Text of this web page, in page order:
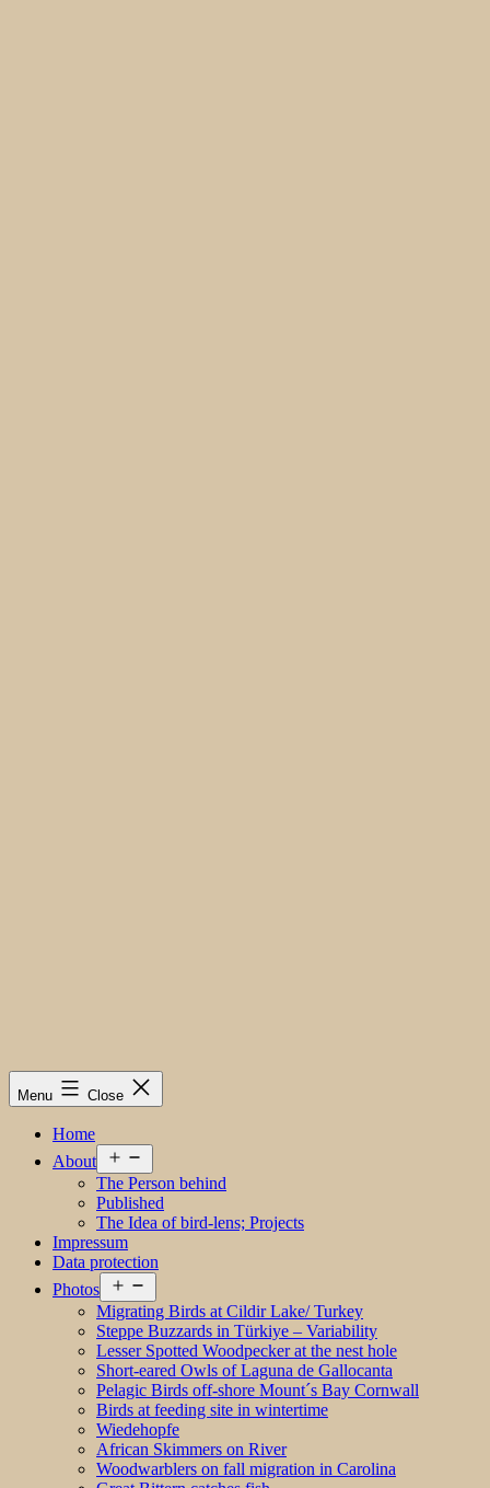
Menu Close
Home
About
menu
The Person behind
Published
The Idea of bird-lens; Projects
Impressum
Data protection
Photos
menu
Migrating Birds at Cildir Lake/ Turkey
Steppe Buzzards in Türkiye – Variability
Lesser Spotted Woodpecker at the nest hole
Short-eared Owls of Laguna de Gallocanta
Pelagic Birds off-shore Mount´s Bay Cornwall
Birds at feeding site in wintertime
Wiedehopfe
African Skimmers on River
Woodwarblers on fall migration in Carolina